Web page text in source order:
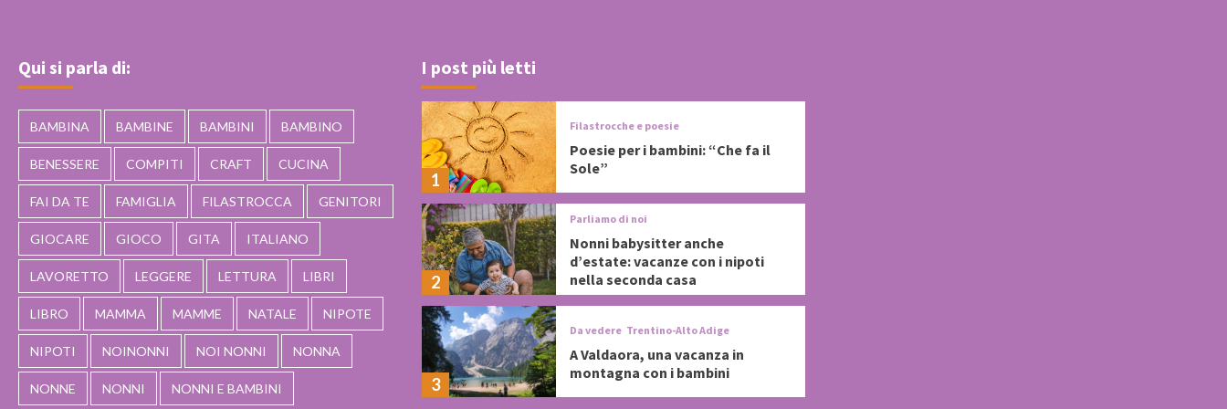
Qui si parla di:
BAMBINA BAMBINE BAMBINI BAMBINO
BENESSERE COMPITI CRAFT CUCINA
FAI DA TE FAMIGLIA FILASTROCCA GENITORI
GIOCARE GIOCO GITA ITALIANO
LAVORETTO LEGGERE LETTURA LIBRI
LIBRO MAMMA MAMME NATALE NIPOTE
NIPOTI NOINONNI NOI NONNI NONNA
NONNE NONNI NONNI E BAMBINI
I post più letti
1
Filastrocche e poesie
Poesie per i bambini: “Che fa il
Sole”
2
Parliamo di noi
Nonni babysitter anche
d’estate: vacanze con i nipoti
nella seconda casa
3
Da vedere Trentino-Alto Adige
A Valdaora, una vacanza in
montagna con i bambini